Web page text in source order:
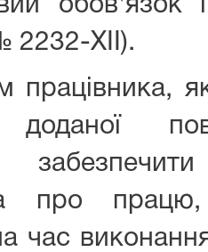
обов'язок
2232-XII).
працівника,
про
час